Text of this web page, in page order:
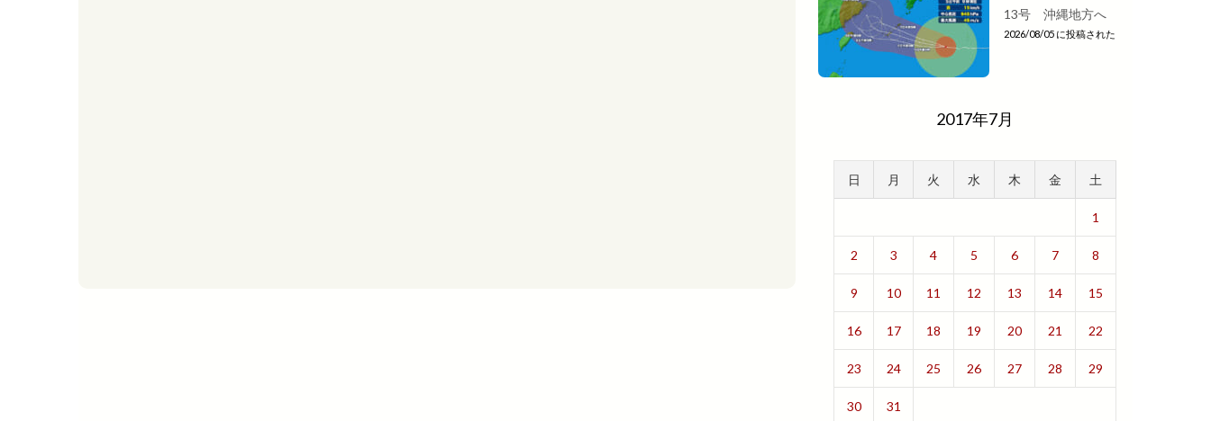
13号 沖縄地方へ
2026/08/05 に投稿された
2017年7月
日 月 火 水 木 金 土
1
2 3 4 5 6 7 8
9 10 11 12 13 14 15
16 17 18 19 20 21 22
23 24 25 26 27 28 29
30
31